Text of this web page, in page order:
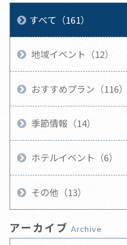
すべて（161）
地域イベント（12）
おすすめプラン（116）
季節情報（14）
ホテルイベント（6）
その他（13）
アーカイブ Archive